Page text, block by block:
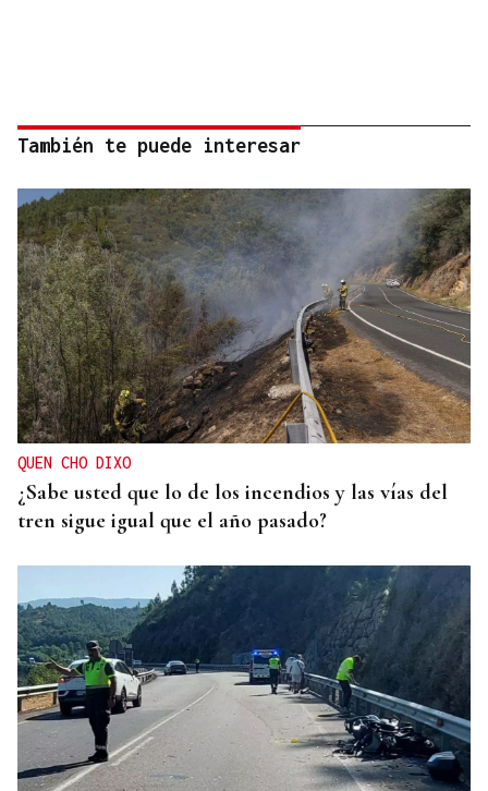
También te puede interesar
QUEN CHO DIXO
¿Sabe usted que lo de los incendios y las vías del
tren sigue igual que el año pasado?